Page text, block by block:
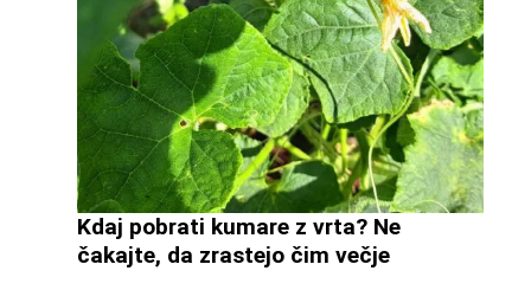
Kdaj pobrati kumare z vrta? Ne
čakajte, da zrastejo čim večje